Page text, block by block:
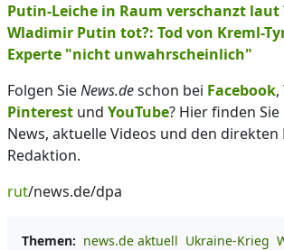
Putin-Leiche in Raum verschanzt laut
Wladimir Putin tot?: Tod von Kreml-
Experte "nicht unwahrscheinlich"
Folgen SieNews.deschon bei Facebook,
Pinterest und YouTube? Hier finden
News, aktuelle Videos und den
Redaktion.
rut/news.de/dpa
Themen: news.de aktuell Ukraine-Krieg